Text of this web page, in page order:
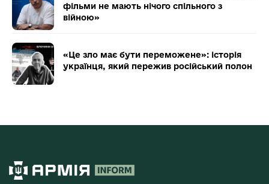
фільми не мають нічого спільного з
війною»
«Це зло має бути переможене»: історія
українця, який пережив російський полон